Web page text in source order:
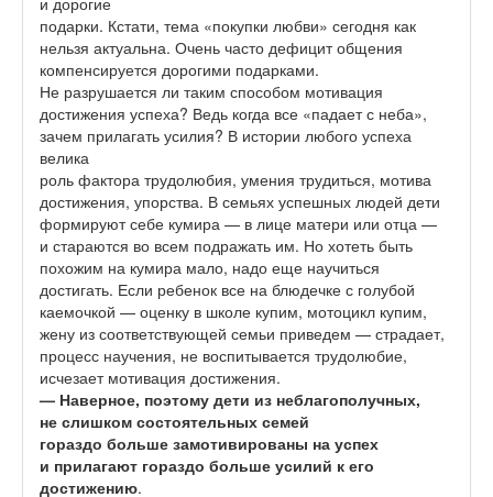
подарки. Кстати, тема «покупки любви» сегодня как
нельзя актуальна. Очень часто дефицит общения
компенсируется дорогими подарками.
Не разрушается ли таким способом мотивация
достижения успеха? Ведь когда все «падает с неба»,
зачем прилагать усилия? В истории любого успеха
велика
роль фактора трудолюбия, умения трудиться, мотива
достижения, упорства. В семьях успешных людей дети
формируют себе кумира — в лице матери или отца —
и стараются во всем подражать им. Но хотеть быть
похожим на кумира мало, надо еще научиться
достигать. Если ребенок все на блюдечке с голубой
каемочкой — оценку в школе купим, мотоцикл купим,
жену из соответствующей семьи приведем — страдает,
процесс научения, не воспитывается трудолюбие,
исчезает мотивация достижения.
— Наверное, поэтому дети из неблагополучных,
не слишком состоятельных семей
гораздо больше замотивированы на успех
и прилагают гораздо больше усилий к его
достижению.